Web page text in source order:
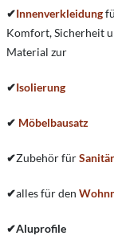
✔Innenverkleidung
Komfort, Sicherheit
Material zur
✔Isolierung
✔ Möbelbausatz
✔Zubehör für
✔alles für den
✔Aluprofile